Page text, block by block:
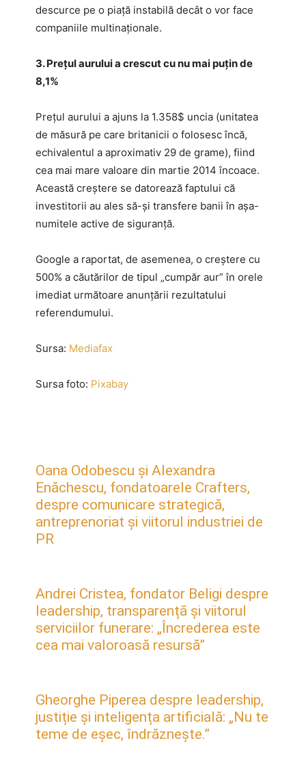
descurce pe o piaţă instabilă decât o vor face
companiile multinaţionale.
3. Preţul aurului a crescut cu nu mai puţin de
8,1%
Preţul aurului a ajuns la 1.358$ uncia (unitatea
de măsură pe care britanicii o folosesc încă,
echivalentul a aproximativ 29 de grame), fiind
cea mai mare valoare din martie 2014 încoace.
Această creştere se datorează faptului că
investitorii au ales să-şi transfere banii în aşa-
numitele active de siguranţă.
Google a raportat, de asemenea, o creştere cu
500% a căutărilor de tipul „cumpăr aur” în orele
imediat următoare anunţării rezultatului
referendumului.
Sursa: Mediafax
Sursa foto: Pixabay
Oana Odobescu și Alexandra
Enăchescu, fondatoarele Crafters,
despre comunicare strategică,
antreprenoriat și viitorul industriei de
PR
Andrei Cristea, fondator Beligi despre
leadership, transparență și viitorul
serviciilor funerare: „Încrederea este
cea mai valoroasă resursă”
Gheorghe Piperea despre leadership,
justiție și inteligența artificială: „Nu te
teme de eșec, îndrăznește.”